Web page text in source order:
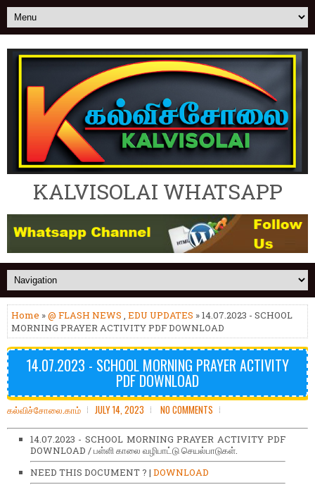
KALVISOLAI WHATSAPP
Home »@ FLASH NEWS , EDU UPDATES » 14.07.2023 - SCHOOL
MORNING PRAYER ACTIVITY PDF DOWNLOAD
14.07.2023 - SCHOOL MORNING PRAYER ACTIVITY
PDF DOWNLOAD
கல்விச்சோலை.காம் JULY 14, 2023 NO COMMENTS
14.07.2023 - SCHOOL MORNING PRAYER ACTIVITY PDF
DOWNLOAD / பள்ளி காலை வழிபாட்டு செயல்பாடுகள்.
NEED THIS DOCUMENT ? | DOWNLOAD